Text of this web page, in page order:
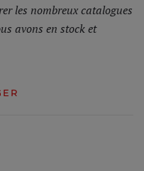
les nombreux catalogues
avons en stock et